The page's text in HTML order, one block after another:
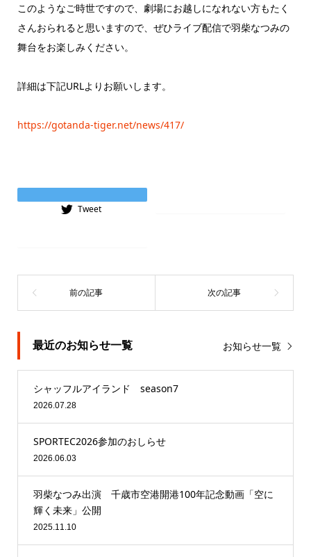
このようなご時世ですので、劇場にお越しになれない方もたく
さんおられると思いますので、ぜひライブ配信で羽柴なつみの
舞台をお楽しみください。
詳細は下記URLよりお願いします。
https://gotanda-tiger.net/news/417/
Tweet
最近のお知らせ一覧 お知らせ一覧
シャッフルアイランド season7
2026.07.28
SPORTEC2026参加のおしらせ
2026.06.03
羽柴なつみ出演 千歳市空港開港100年記念動画「空に
輝く未来」公開
2025.11.10